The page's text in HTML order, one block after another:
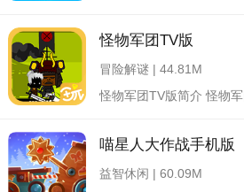
怪物军团TV版
冒险解谜 | 44.81M
喵星人大作战手机版
益智休闲 | 60.09M